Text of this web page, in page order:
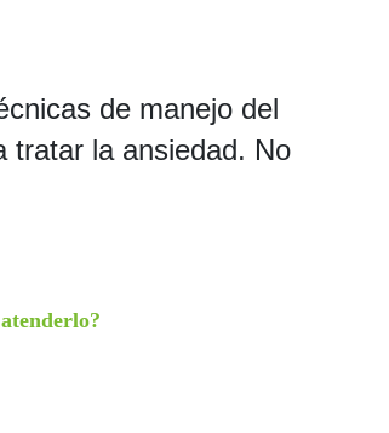
de manejo del
tratar la ansiedad. No